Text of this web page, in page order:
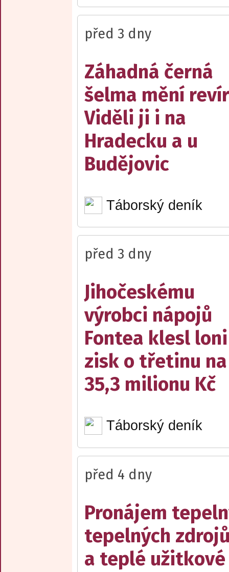
před 3 dny
Záhadná černá
šelma mění
Viděli ji i na
Hradecku a u
Budějovic
Táborský deník
před 3 dny
Jihočeskému
výrobci nápojů
Fontea klesl loni
zisk o třetinu na
35,3 milionu Kč
Táborský deník
před 4 dny
Pronájem
tepelných
a teplé užitkové